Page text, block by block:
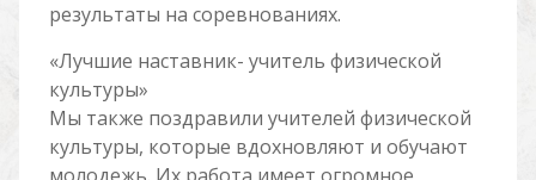
результаты на соревнованиях.
«Лучшие наставник- учитель физической
культуры»
Мы также поздравили учителей физической
культуры, которые вдохновляют и обучают